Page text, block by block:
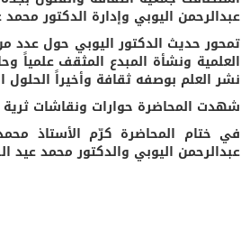
عبدالرحمن اليوبي وإدارة الدكتور
تمحور حديث الدكتور اليوبي حول عدد
العلمية ونشأة المبدع المثقف علمياً
نشر العلم بوصفه ثقافة وأخيراً
شهدت المحاضرة حوارات ونقاشات ثرية
في ختام المحاضرة كرّم الأستاذ
عبدالرحمن اليوبي والدكتور محمد عيد